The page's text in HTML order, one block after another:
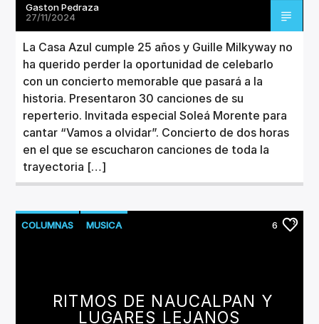
Gaston Pedraza
27/11/2024
La Casa Azul cumple 25 años y Guille Milkyway no
ha querido perder la oportunidad de celebarlo
con un concierto memorable que pasará a la
historia. Presentaron 30 canciones de su
reperterio. Invitada especial Soleá Morente para
cantar “Vamos a olvidar”. Concierto de dos horas
en el que se escucharon canciones de toda la
trayectoria […]
COLUMNAS MUSICA 6
RITMOS DE NAUCALPAN Y
LUGARES LEJANOS